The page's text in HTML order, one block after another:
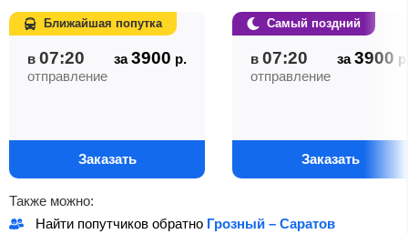
в 07:20 за3900 р.
отправление
Заказать
Ближайшая попутка
в 07:20 за3900
отправление
Заказать
Самый поздний
Также можно:
Найти попутчиков обратно Грозный – Саратов